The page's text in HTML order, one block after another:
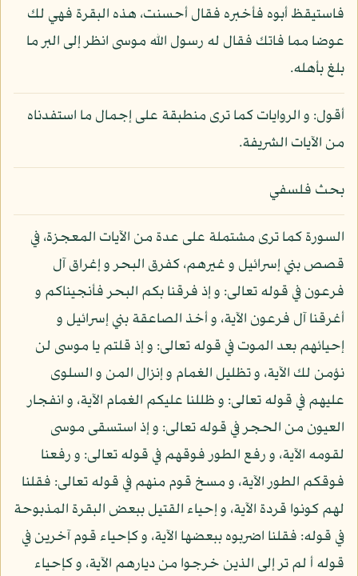
فاستيقظ أبوه فأخبره فقال أحسنت، هذه البقرة فهي لك
عوضا مما فاتك فقال له رسول الله موسى انظر إلى البر ما
بلغ بأهله.
أقول: و الروايات كما ترى منطبقة على إجمال ما استفدناه
من الآيات الشريفة.
بحث فلسفي
السورة كما ترى مشتملة على عدة من الآيات المعجزة، في
قصص بني إسرائيل و غيرهم، كفرق البحر و إغراق آل
فرعون في قوله تعالى: و إذ فرقنا بكم البحر فأنجيناكم و
أغرقنا آل فرعون الآية، و أخذ الصاعقة بني إسرائيل و
إحيائهم بعد الموت في قوله تعالى: و إذ قلتم يا موسى لن
نؤمن لك الآية، و تظليل الغمام و إنزال المن و السلوى
عليهم في قوله تعالى: و ظللنا عليكم الغمام الآية، و انفجار
العيون من الحجر في قوله تعالى: و إذ استسقى موسى
لقومه الآية، و رفع الطور فوقهم في قوله تعالى: و رفعنا
فوقكم الطور الآية، و مسخ قوم منهم في قوله تعالى: فقلنا
لهم كونوا قردة الآية، و إحياء القتيل ببعض البقرة المذبوحة
في قوله: فقلنا اضربوه ببعضها الآية، و كإحياء قوم آخرين في
قوله أ لم تر إلى الذين خرجوا من ديارهم الآية، و كإحياء